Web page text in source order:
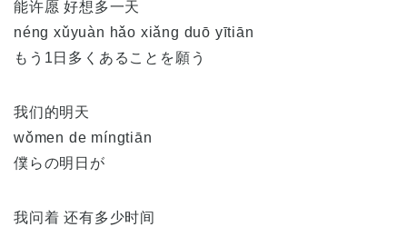
能许愿 好想多一天
néng xǔyuàn hǎo xiǎng duō yītiān
もう1日多くあることを願う
我们的明天
wǒmen de míngtiān
僕らの明日が
我问着 还有多少时间